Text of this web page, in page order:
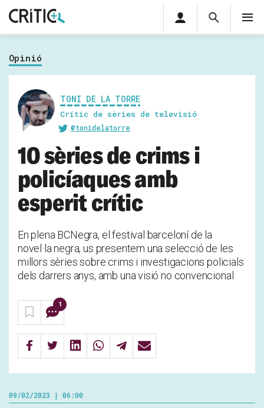
Cerca
Cerca
privada
Inicia sessió
Opinió
TONI DE LA TORRE
Crític de sèries de televisió
@tonidelatorre
10 sèries de crims i
policíaques amb
esperit crític
En plena BCNegra, el festival barceloní de la
novel·la negra, us presentem una selecció de les
millors sèries sobre crims i investigacions policials
dels darrers anys, amb una visió no convencional
1
09/02/2023 | 06:00